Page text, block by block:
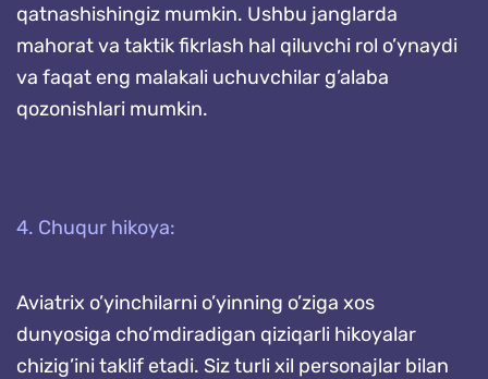
qatnashishingiz mumkin. Ushbu janglarda
mahorat va taktik fikrlash hal qiluvchi rol o’ynaydi
va faqat eng malakali uchuvchilar g’alaba
qozonishlari mumkin.
4. Chuqur hikoya:
Aviatrix o’yinchilarni o’yinning o’ziga xos
dunyosiga cho’mdiradigan qiziqarli hikoyalar
chizig’ini taklif etadi. Siz turli xil personajlar bilan